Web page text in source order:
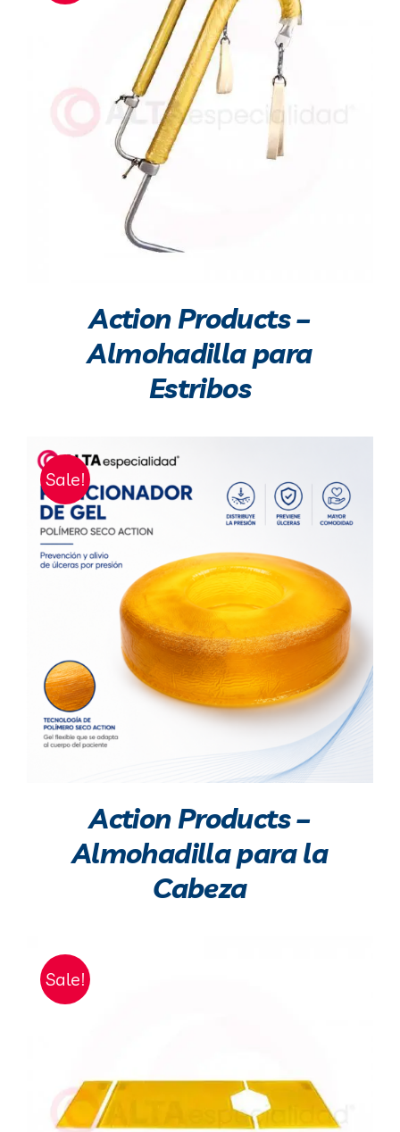
Blog
Contacto
Action Products –
Almohadilla para
Estribos
Sale!
Action Products –
Almohadilla para la
Cabeza
Sale!